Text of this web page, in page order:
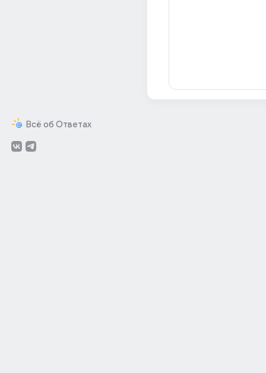
Всё об Ответах